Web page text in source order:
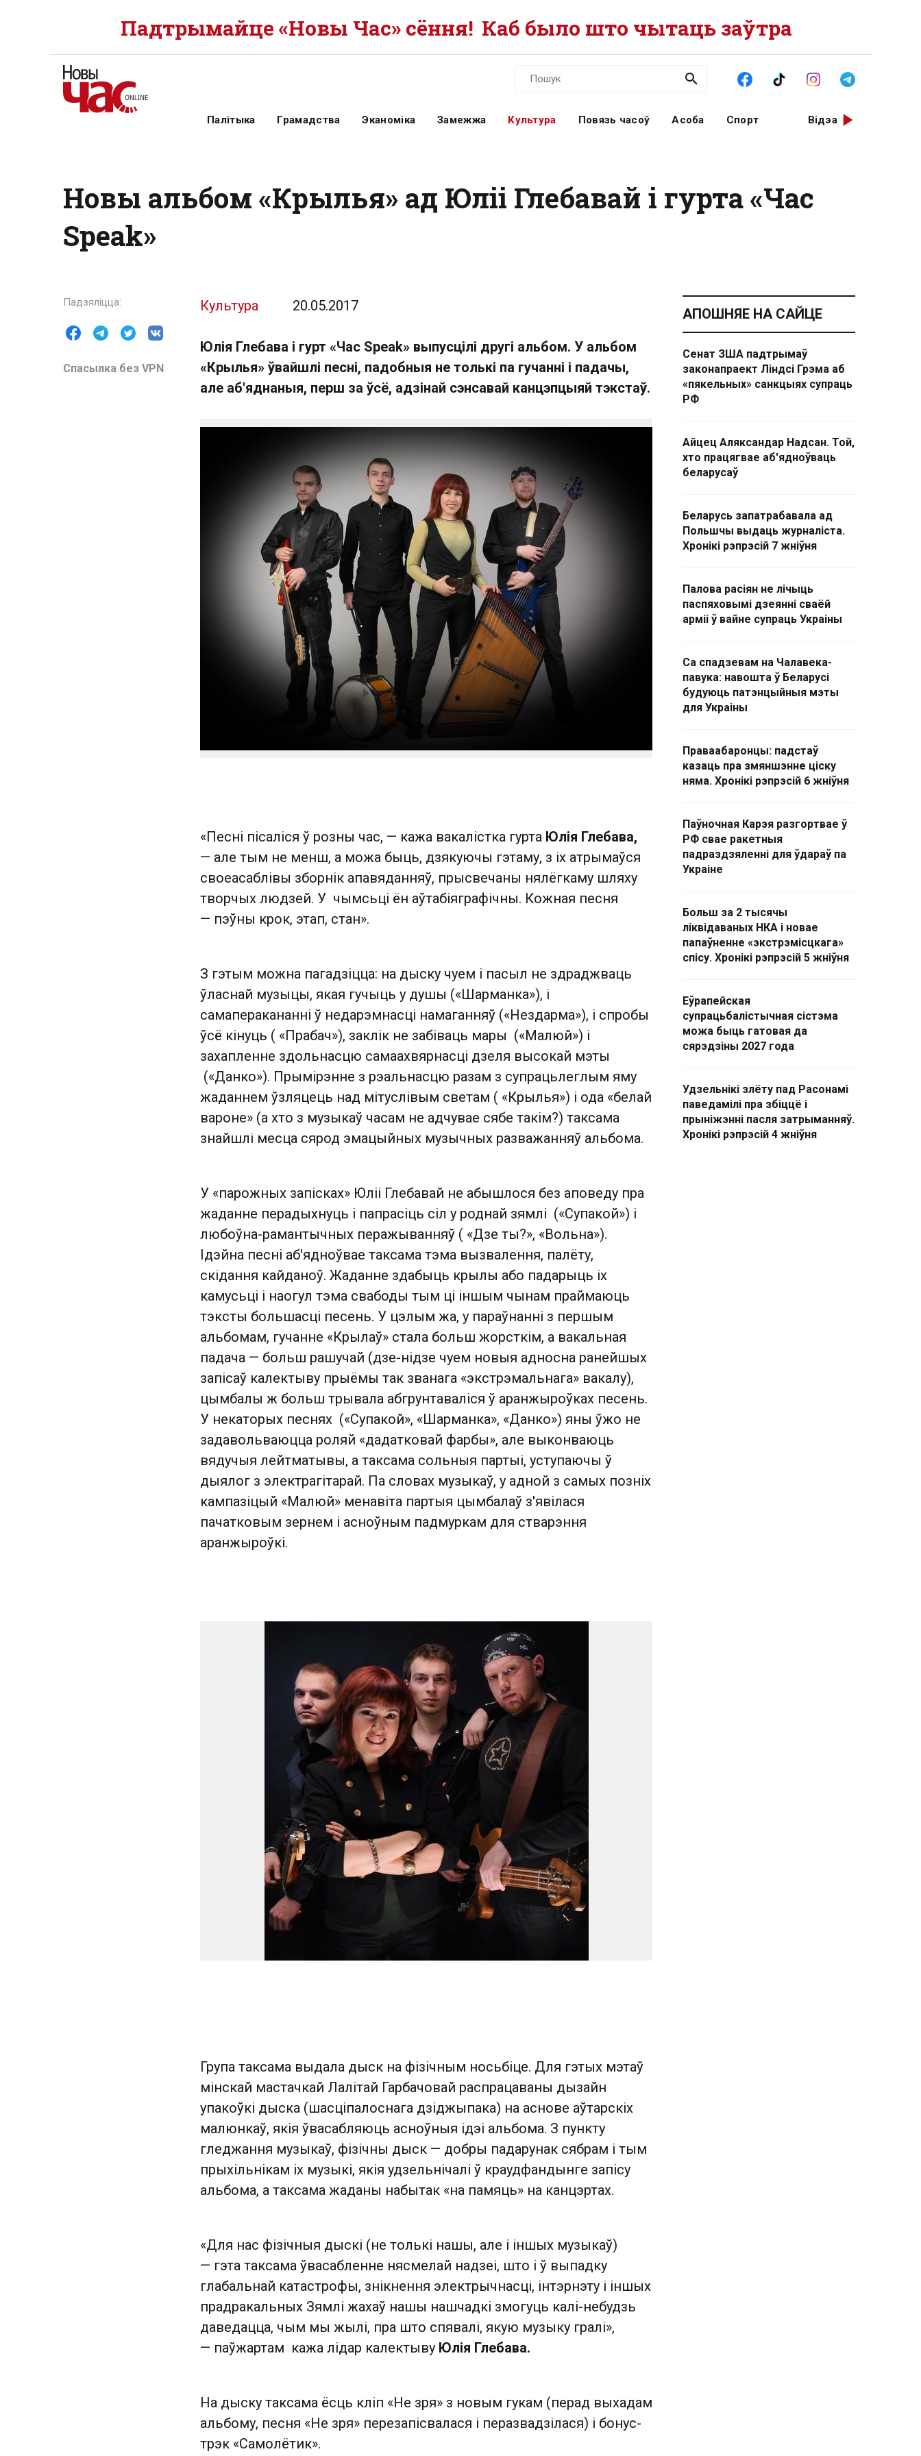
Падтрымайце «Новы Час» сёння! Каб было што чытаць заўтра
Палітыка Грамадства Эканоміка Замежжа Культура Повязь часоў Асоба Спорт Відэа
Новы альбом «Крылья» ад Юліі Глебавай і гурта «Час
Speak»
Спасылка без VPN
Культура 20.05.2017
Юлія Глебава і гурт «Час Speak» выпусцілі другі альбом. У альбом
«Крылья» ўвайшлі песні, падобныя не толькі па гучанні і падачы,
але аб'яднаныя, перш за ўсё, адзінай сэнсавай канцэпцыяй тэкстаў.
«Песні пісаліся ў розны час, — кажа вакалістка гурта Юлія Глебава,
— але тым не менш, а можа быць, дзякуючы гэтаму, з іх атрымаўся
своеасаблівы зборнік апавяданняў, прысвечаны нялёгкаму шляху
творчых людзей. У чымсьці ён аўтабіяграфічны. Кожная песня
— пэўны крок, этап, стан».
З гэтым можна пагадзіцца: на дыску чуем і пасыл не здраджваць
ўласнай музыцы, якая гучыць у душы («Шарманка»), і
самаперакананні ў недарэмнасці намаганняў («Нездарма»), і спробы
ўсё кінуць ( «Прабач»), заклік не забіваць мары («Малюй») і
захапленне здольнасцю самаахвярнасці дзеля высокай мэты
(«Данко»). Прымірэнне з рэальнасцю разам з супрацьлеглым яму
жаданнем ўзляцець над мітуслівым светам ( «Крылья») і ода «белай
вароне» (а хто з музыкаў часам не адчувае сябе такім?) таксама
знайшлі месца сярод эмацыйных музычных разважанняў альбома.
У «парожных запісках» Юліі Глебавай не абышлося без аповеду пра
жаданне перадыхнуць і папрасіць сіл у роднай зямлі («Супакой») і
любоўна-рамантычных перажыванняў ( «Дзе ты?», «Вольна»).
Ідэйна песні аб'ядноўвае таксама тэма вызвалення, палёту,
скідання кайданоў. Жаданне здабыць крылы або падарыць іх
камусьці і наогул тэма свабоды тым ці іншым чынам праймаюць
тэксты большасці песень. У цэлым жа, у параўнанні з першым
альбомам, гучанне «Крылаў» стала больш жорсткім, а вакальная
падача — больш рашучай (дзе-нідзе чуем новыя адносна ранейшых
запісаў калектыву прыёмы так званага «экстрэмальнага» вакалу),
цымбалы ж больш трывала абгрунтаваліся ў аранжыроўках песень.
У некаторых песнях («Супакой», «Шарманка», «Данко») яны ўжо не
задавольваюцца роляй «дадатковай фарбы», але выконваюць
вядучыя лейтматывы, а таксама сольныя партыі, уступаючы ў
дыялог з электрагітарай. Па словах музыкаў, у адной з самых позніх
кампазіцый «Малюй» менавіта партыя цымбалаў з'явілася
пачатковым зернем і асноўным падмуркам для стварэння
аранжыроўкі.
Група таксама выдала дыск на фізічным носьбіце. Для гэтых мэтаў
мінскай мастачкай Лалітай Гарбачовай распрацаваны дызайн
упакоўкі дыска (шасціпалоснага дзіджыпака) на аснове аўтарскіх
малюнкаў, якія ўвасабляюць асноўныя ідэі альбома. З пункту
гледжання музыкаў, фізічны дыск — добры падарунак сябрам і тым
прыхільнікам іх музыкі, якія удзельнічалі ў краудфандынге запісу
альбома, а таксама жаданы набытак «на памяць» на канцэртах.
«Для нас фізічныя дыскі (не толькі нашы, але і іншых музыкаў)
— гэта таксама ўвасабленне нясмелай надзеі, што і ў выпадку
глабальнай катастрофы, знікнення электрычнасці, інтэрнэту і іншых
прадракальных Зямлі жахаў нашы нашчадкі змогуць калі-небудзь
даведацца, чым мы жылі, пра што спявалі, якую музыку гралі»,
— паўжартам кажа лідар калектыву Юлія Глебава.
На дыску таксама ёсць кліп «Не зря» з новым гукам (перад выхадам
альбому, песня «Не зря» перезапісвалася і перазвадзілася) і бонус-
трэк «Самолётик».
АПОШНЯЕ НА САЙЦЕ
Сенат ЗША падтрымаў
законапраект Ліндсі Грэма аб
«пякельных» санкцыях супраць
РФ
Айцец Аляксандар Надсан. Той,
хто працягвае аб'ядноўваць
беларусаў
Беларусь запатрабавала ад
Польшчы выдаць журналіста.
Хронікі рэпрэсій 7 жніўня
Палова расіян не лічыць
паспяховымі дзеянні сваёй
арміі ў вайне супраць Украіны
Са спадзевам на Чалавека-
павука: навошта ў Беларусі
будуюць патэнцыйныя мэты
для Украіны
Праваабаронцы: падстаў
казаць пра змяншэнне ціску
няма. Хронікі рэпрэсій 6 жніўня
Паўночная Карэя разгортвае ў
РФ свае ракетныя
падраздзяленні для ўдараў па
Украіне
Больш за 2 тысячы
ліквідаваных НКА і новае
папаўненне «экстрэмісцкага»
спісу. Хронікі рэпрэсій 5 жніўня
Еўрапейская
супрацьбалістычная сістэма
можа быць гатовая да
сярэдзіны 2027 года
Удзельнікі злёту пад Расонамі
паведамілі пра збіццё і
прыніжэнні пасля затрыманняў.
Хронікі рэпрэсій 4 жніўня